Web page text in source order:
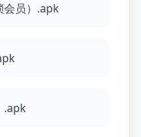
会员）.apk
.apk